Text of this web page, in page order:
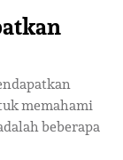
memahami
beberapa